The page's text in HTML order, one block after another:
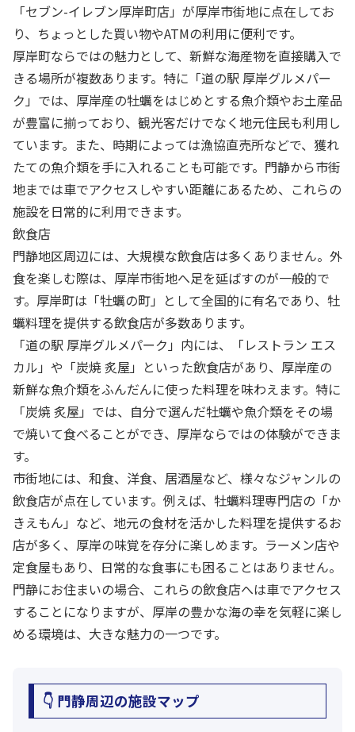
「セブン-イレブン厚岸町店」が厚岸市街地に点在してお
り、ちょっとした買い物やATMの利用に便利です。
厚岸町ならではの魅力として、新鮮な海産物を直接購入で
きる場所が複数あります。特に「道の駅 厚岸グルメパー
ク」では、厚岸産の牡蠣をはじめとする魚介類やお土産品
が豊富に揃っており、観光客だけでなく地元住民も利用し
ています。また、時期によっては漁協直売所などで、獲れ
たての魚介類を手に入れることも可能です。門静から市街
地までは車でアクセスしやすい距離にあるため、これらの
施設を日常的に利用できます。
飲食店
門静地区周辺には、大規模な飲食店は多くありません。外
食を楽しむ際は、厚岸市街地へ足を延ばすのが一般的で
す。厚岸町は「牡蠣の町」として全国的に有名であり、牡
蠣料理を提供する飲食店が多数あります。
「道の駅 厚岸グルメパーク」内には、「レストラン エス
カル」や「炭焼 炙屋」といった飲食店があり、厚岸産の
新鮮な魚介類をふんだんに使った料理を味わえます。特に
「炭焼 炙屋」では、自分で選んだ牡蠣や魚介類をその場
で焼いて食べることができ、厚岸ならではの体験ができま
す。
市街地には、和食、洋食、居酒屋など、様々なジャンルの
飲食店が点在しています。例えば、牡蠣料理専門店の「か
きえもん」など、地元の食材を活かした料理を提供するお
店が多く、厚岸の味覚を存分に楽しめます。ラーメン店や
定食屋もあり、日常的な食事にも困ることはありません。
門静にお住まいの場合、これらの飲食店へは車でアクセス
することになりますが、厚岸の豊かな海の幸を気軽に楽し
める環境は、大きな魅力の一つです。
👇 門静周辺の施設マップ